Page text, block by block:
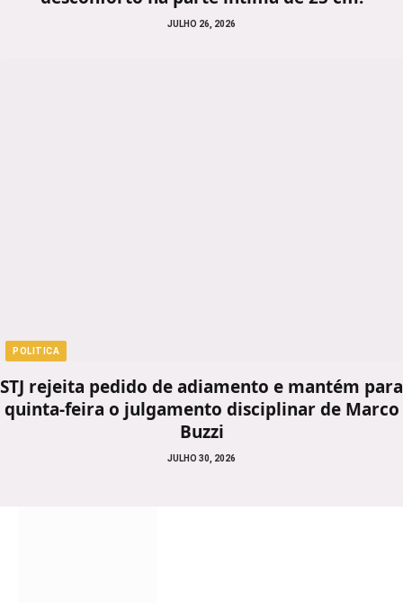
JULHO 26, 2026
POLITICA
STJ rejeita pedido de adiamento e mantém para
quinta-feira o julgamento disciplinar de Marco
Buzzi
JULHO 30, 2026